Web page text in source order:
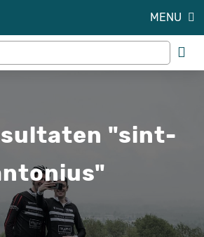
MENU
"sint-